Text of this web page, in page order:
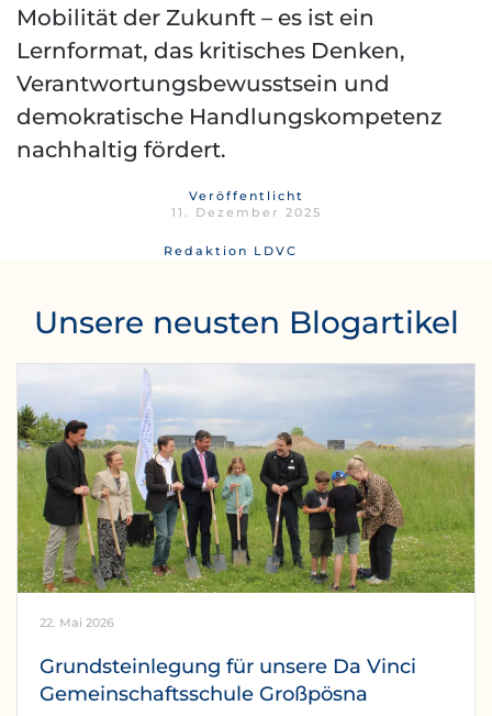
Mobilität der Zukunft – es ist ein
Lernformat, das kritisches Denken,
Verantwortungsbewusstsein und
demokratische Handlungskompetenz
nachhaltig fördert.
Veröffentlicht
11. Dezember 2025
Redaktion LDVC
Unsere neusten Blogartikel
22. Mai 2026
Grundsteinlegung für unsere Da Vinci
Gemeinschaftsschule Großpösna